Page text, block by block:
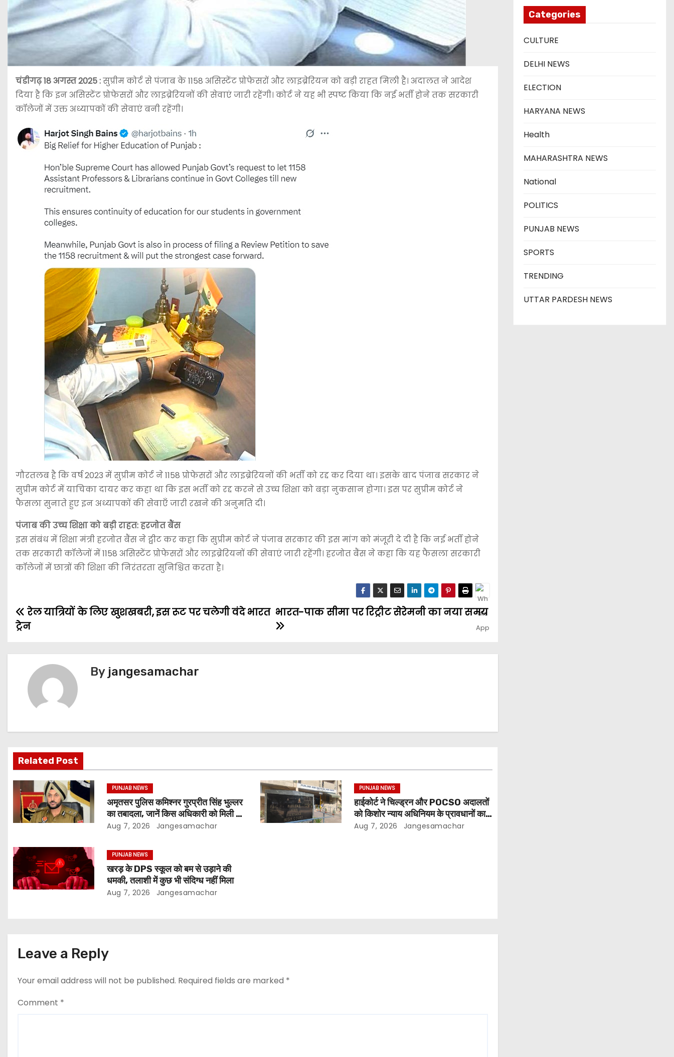
चंडीगढ़ 18 अगस्त 2025:सुप्रीम कोर्ट से पंजाब के 1158 असिस्टेंट प्रोफेसरों और लाइब्रेरियन को बड़ी राहत मिली है। अदालत ने आदेश
दिया है कि इन असिस्टेंट प्रोफेसरों और लाइब्रेरियनों की सेवाएं जारी रहेंगी। कोर्ट ने यह भी स्पष्ट किया कि नई भर्ती होने तक सरकारी
कॉलेजों में उक्त अध्यापकों की सेवाएं बनी रहेंगी।
गौरतलब है कि वर्ष 2023 में सुप्रीम कोर्ट ने 1158 प्रोफेसरों और लाइब्रेरियनों की भर्ती को रद्द कर दिया था। इसके बाद पंजाब सरकार ने
सुप्रीम कोर्ट में याचिका दायर कर कहा था कि इस भर्ती को रद्द करने से उच्च शिक्षा को बड़ा नुकसान होगा। इस पर सुप्रीम कोर्ट ने
फैसला सुनाते हुए इन अध्यापकों की सेवाएँ जारी रखने की अनुमति दी।
पंजाब की उच्च शिक्षा को बड़ी राहत: हरजोत बैंस
इस संबंध में शिक्षा मंत्री हरजोत बैंस ने ट्वीट कर कहा कि सुप्रीम कोर्ट ने पंजाब सरकार की इस मांग को मंजूरी दे दी है कि नई भर्ती होने
तक सरकारी कॉलेजों में 1158 असिस्टेंट प्रोफेसरों और लाइब्रेरियनों की सेवाएं जारी रहेंगी। हरजोत बैंस ने कहा कि यह फैसला सरकारी
कॉलेजों में छात्रों की शिक्षा की निरंतरता सुनिश्चित करता है।
भारत-पाक सीमा पर रिट्रीट सेरेमनी का नया समय
रेल यात्रियों के लिए खुशखबरी, इस रूट पर चलेगी वंदे भारत
ट्रेन
By jangesamachar
Related Post
PUNJAB NEWS
अमृतसर पुलिस कमिश्नर गुरप्रीत सिंह भुल्लर
का तबादला, जानें किस अधिकारी को मिली नई
जिम्मेदारी
Aug 7, 2026 Jangesamachar
PUNJAB NEWS
हाईकोर्ट ने चिल्ड्रन और POCSO अदालतों
को किशोर न्याय अधिनियम के प्रावधानों का
सख्ती से पालन करने के निर्देश दिए
Aug 7, 2026 Jangesamachar
PUNJAB NEWS
खरड़ के DPS स्कूल को बम से उड़ाने की
धमकी, तलाशी में कुछ भी संदिग्ध नहीं मिला
Aug 7, 2026 Jangesamachar
Leave a Reply
Your email address will not be published. Required fields are marked *
Comment *
Categories
CULTURE
DELHI NEWS
ELECTION
HARYANA NEWS
Health
MAHARASHTRA NEWS
National
POLITICS
PUNJAB NEWS
SPORTS
TRENDING
UTTAR PARDESH NEWS